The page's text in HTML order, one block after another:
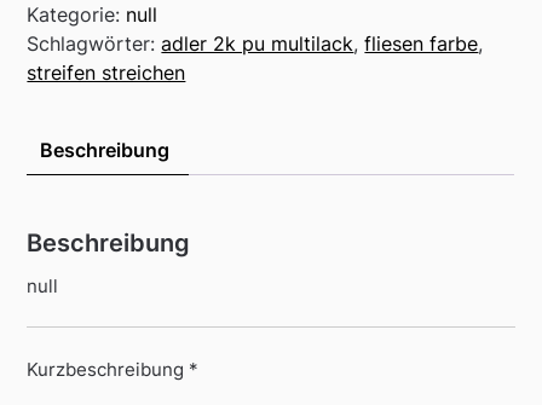
Kategorie: null
Schlagwörter:adler 2k pu multilack,fliesen farbe,
streifen streichen
Beschreibung
Beschreibung
null
Kurzbeschreibung *